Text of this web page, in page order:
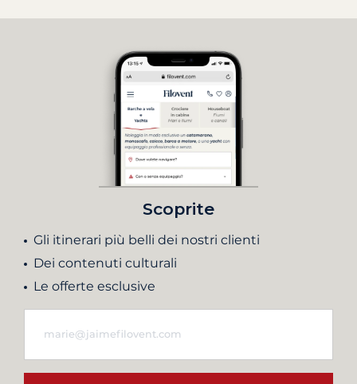
Scoprite
Gli itinerari più belli dei nostri clienti
Dei contenuti culturali
Le offerte esclusive